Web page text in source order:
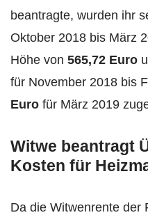
beantragte, wurden ihr
Oktober 2018 bis März
Höhe von 565,72 Euro
für November 2018 bis
Euro für März 2019
Witwe beantragt
Kosten für
Da die Witwenrente der